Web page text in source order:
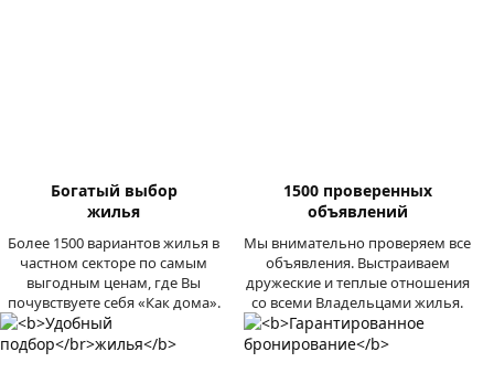
Богатый выбор
жилья
Более 1500 вариантов жилья в
частном секторе по самым
выгодным ценам, где Вы
почувствуете себя «Как дома».
1500 проверенных
объявлений
Мы внимательно проверяем все
объявления. Выстраиваем
дружеские и теплые отношения
со всеми Владельцами жилья.